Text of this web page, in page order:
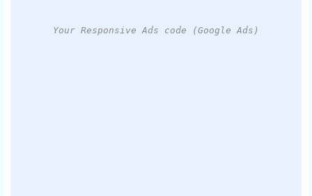
Your Responsive Ads code (Google Ads)